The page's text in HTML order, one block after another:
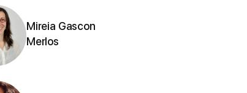
Mireia Gascon
Merlos